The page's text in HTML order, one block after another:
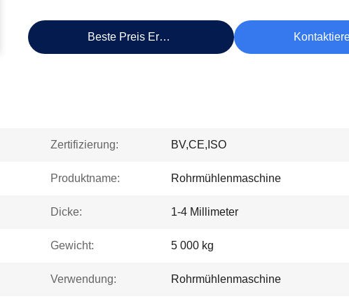
Beste Preis Erhalten
Zertifizierung: BV,CE,ISO
Produktname: Rohrmühlenmaschine
Dicke: 1-4 Millimeter
Gewicht: 5 000 kg
Verwendung: Rohrmühlenmaschine